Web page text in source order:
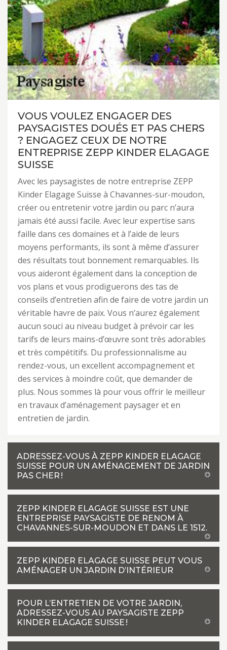
VOUS VOULEZ ENGAGER DES
PAYSAGISTES DOUÉS ET PAS CHERS
? ENGAGEZ CEUX DE NOTRE
ENTREPRISE ZEPP KINDER ELAGAGE
SUISSE
Avec les paysagistes de notre entreprise ZEPP
Kinder Elagage Suisse à Chavannes-sur-moudon,
créer ou entretenir votre jardin ou parc n’aura
jamais été aussi facile. Avec leur expertise sans
faille dans ces domaines et à l’aide de leurs
moyens performants, ils sont à même d’assurer
des résultats tout bonnement remarquables. Ils
vous aideront également dans la conception de
vos plans et vous prodiguerons des tas de
conseils d’entretien afin de faire de votre jardin un
véritable havre de paix. Vous n’aurez également
aucun souci au niveau budget à prévoir car les
tarifs de leurs mains-d’œuvre sont très adorables
et très compétitifs. Du professionnalisme au
rendez-vous, un excellent accompagnement et
des services à moindre coût, que demander de
plus. Nous sommes là pour vous offrir le meilleur
en travaux d’aménagement paysager et en
entretien de jardin.
ADRESSEZ-VOUS À ZEPP KINDER ELAGAGE
SUISSE POUR UN AMÉNAGEMENT DE JARDIN
PAS CHER !
ZEPP KINDER ELAGAGE SUISSE EST UNE
ENTREPRISE PAYSAGISTE DE RENOM À
CHAVANNES-SUR-MOUDON ET DANS LE 1512.
ZEPP KINDER ELAGAGE SUISSE PEUT VOUS
AMÉNAGER UN JARDIN D’INTÉRIEUR
POUR L’ENTRETIEN DE VOTRE JARDIN,
ADRESSEZ-VOUS AU PAYSAGISTE ZEPP
KINDER ELAGAGE SUISSE !